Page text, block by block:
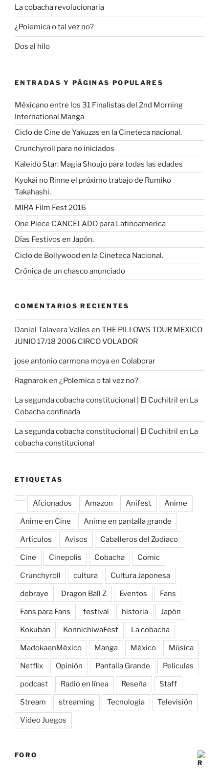
La cobacha revolucionaria
¿Polemica o tal vez no?
Dos al hilo
ENTRADAS Y PÁGINAS POPULARES
Méxicano entre los 31 Finalistas del 2nd Morning
International Manga
Ciclo de Cine de Yakuzas en la Cineteca nacional.
Crunchyroll para no iniciados
Kaleido Star: Magia Shoujo para todas las edades
Kyokai no Rinne el próximo trabajo de Rumiko
Takahashi.
MIRA Film Fest 2016
One Piece CANCELADO para Latinoamerica
Días Festivos en Japón.
Ciclo de Bollywood en la Cineteca Nacional.
Crónica de un chasco anunciado
COMENTARIOS RECIENTES
Daniel Talavera Valles en THE PILLOWS TOUR MEXICO
JUNIO 17/18 2006 CIRCO VOLADOR
jose antonio carmona moyaen Colaborar
Ragnaroken ¿Polemica o tal vez no?
La segunda cobacha constitucional | El Cuchitril en La
Cobacha confinada
La segunda cobacha constitucional | El Cuchitril en La
cobacha constitucional
ETIQUETAS
Afcionados Amazon Anifest Anime
Anime en Cine Anime en pantalla grande
Artículos Avisos Caballeros del Zodiaco
Cine Cinepolis Cobacha Comic
Crunchyroll cultura Cultura Japonesa
debraye Dragon Ball Z Eventos Fans
Fans para Fans festival historia Japón
Kokuban KonnichiwaFest La cobacha
MadokaenMéxico Manga México Música
Netflix Opinión Pantalla Grande Peliculas
podcast Radio en línea Reseña Staff
Stream streaming Tecnologia Televisión
Video Juegos
FORO